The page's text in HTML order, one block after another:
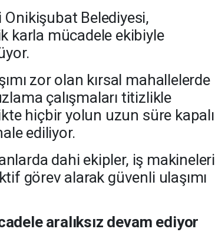
Onikişubat Belediyesi,
karla mücadele ekibiyle
zor olan kırsal mahallelerde
çalışmaları titizlikle
hiçbir yolun uzun süre kapalı
ediliyor.
anlarda dahi ekipler, iş makineleri
görev alarak güvenli ulaşımı
aralıksız devam ediyor